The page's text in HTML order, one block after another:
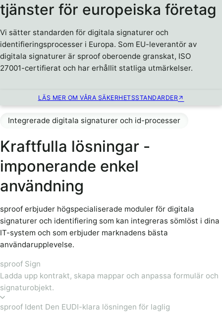
tjänster för europeiska företag
Vi sätter standarden för digitala signaturer och
identifieringsprocesser i Europa. Som EU-leverantör av
digitala signaturer är sproof oberoende granskat, ISO
27001-certifierat och har erhållit statliga utmärkelser.
LÄS MER OM VÅRA SÄKERHETSSTANDARDER
Integrerade digitala signaturer och id-processer
Kraftfulla lösningar -
imponerande enkel
användning
sproof erbjuder högspecialiserade moduler för digitala
signaturer och identifiering som kan integreras sömlöst i dina
IT-system och som erbjuder marknadens bästa
användarupplevelse.
sproof Sign
Ladda upp kontrakt, skapa mappar och anpassa formulär och
signaturobjekt.
sproof Ident Den EUDI-klara lösningen för laglig